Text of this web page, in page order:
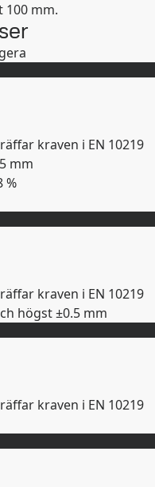
100 mm.
kraven i EN 10219
mm
%
kraven i EN 10219
högst ±0.5 mm
kraven i EN 10219